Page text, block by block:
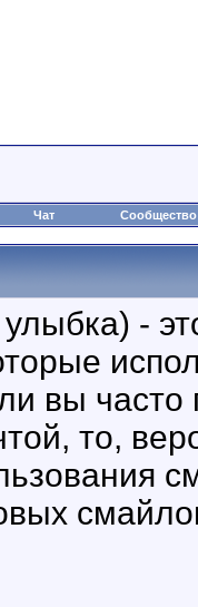
Чат Сообщество
-
вы часто
то,